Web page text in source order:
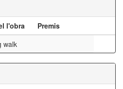
l'obra
Premis
walk